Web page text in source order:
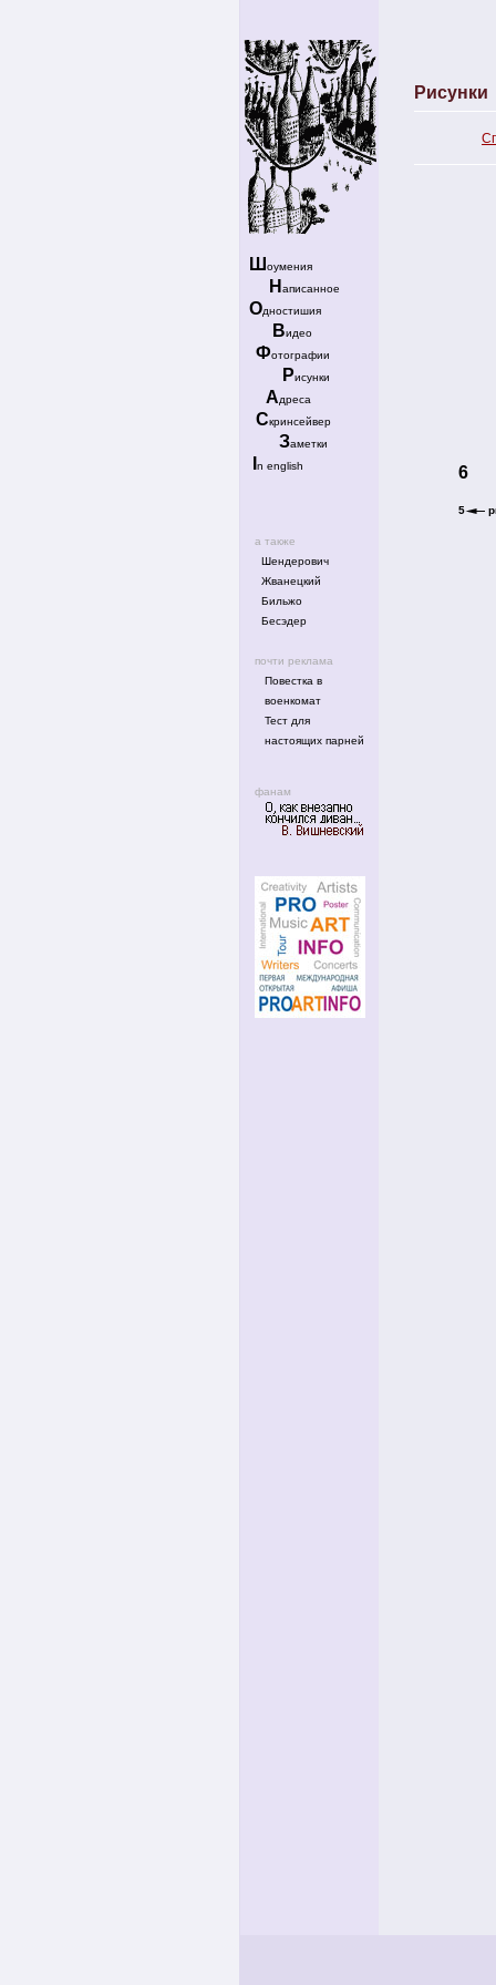
Ш оумения
Н аписанное
Одностишия
Видео
Фотографии
Рисунки
Адреса
Скринсейвер
Заметки
n english
а также
Шендерович
Жванецкий
Бильжо
Бесэдер
почти реклама
Повестка в
военкомат
Тест для
настоящих парней
фанам
Рисунки
6
5